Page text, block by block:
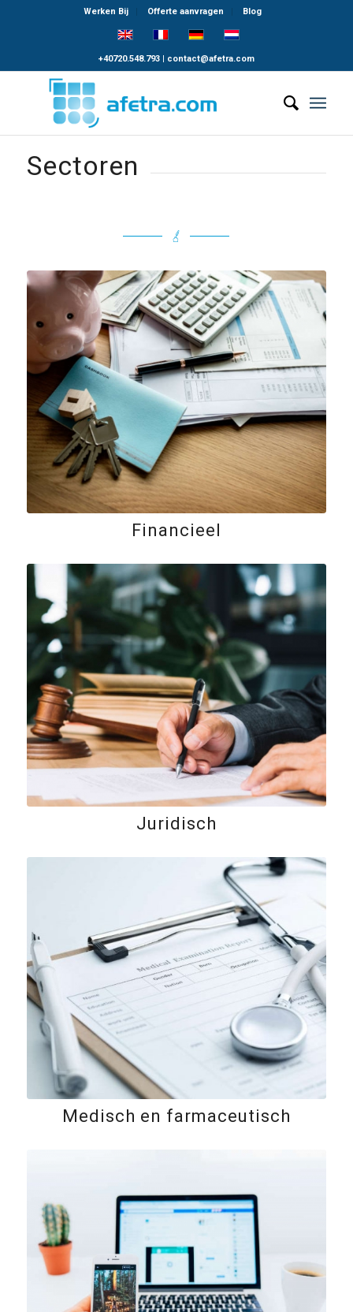
Werken Bij Offerte aanvragen Blog
+40720.548.793| contact@afetra.com
Sectoren
Financieel
Juridisch
Medisch en farmaceutisch